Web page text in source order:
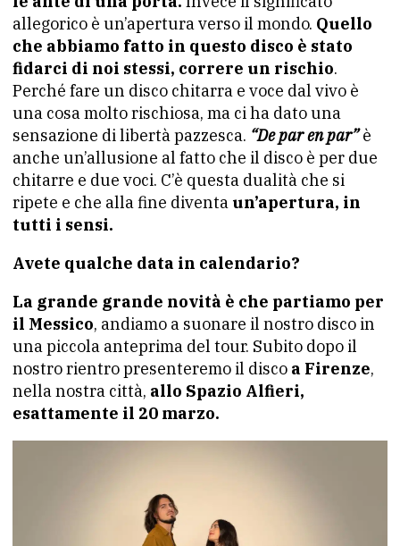
allegorico è un’apertura verso il mondo. Quello
che abbiamo fatto in questo disco è stato
fidarci di noi stessi, correre un rischio.
Perché fare un disco chitarra e voce dal vivo è
una cosa molto rischiosa, ma ci ha dato una
sensazione di libertà pazzesca. “De par en par”è
anche un’allusione al fatto che il disco è per due
chitarre e due voci. C’è questa dualità che si
ripete e che alla fine diventa un’apertura, in
tutti i sensi.
Avete qualche data in calendario?
La grande grande novità è che partiamo per
il Messico, andiamo a suonare il nostro disco in
una piccola anteprima del tour. Subito dopo il
nostro rientro presenteremo il disco a Firenze,
nella nostra città, allo Spazio Alfieri,
esattamente il 20 marzo.